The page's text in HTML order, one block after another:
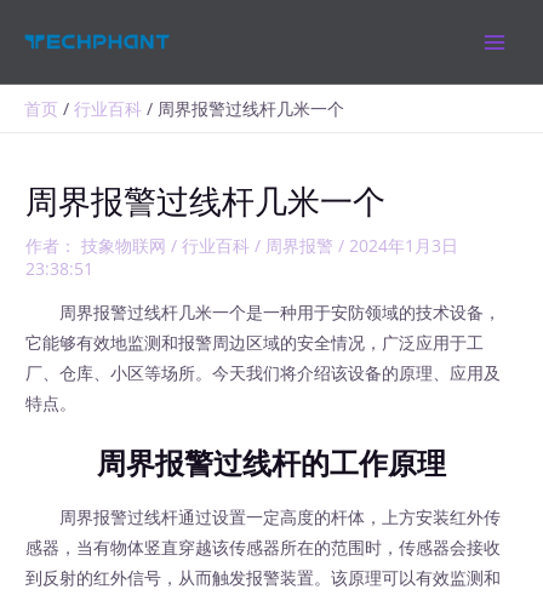
首页 行业百科 周界报警过线杆几米一个
周界报警过线杆几米一个
作者： 技象物联网/行业百科 / 周界报警 /2024年1月3日
23:38:51
周界报警过线杆几米一个是一种用于安防领域的技术设备，
它能够有效地监测和报警周边区域的安全情况，广泛应用于工
厂、仓库、小区等场所。今天我们将介绍该设备的原理、应用及
特点。
周界报警过线杆的工作原理
周界报警过线杆通过设置一定高度的杆体，上方安装红外传
感器，当有物体竖直穿越该传感器所在的范围时，传感器会接收
到反射的红外信号，从而触发报警装置。该原理可以有效监测和